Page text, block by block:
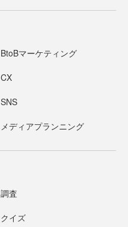
BtoBマーケティング
CX
SNS
メディアプランニング
調査
クイズ